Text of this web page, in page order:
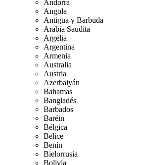
Andorra
Angola
Antigua y Barbuda
Arabia Saudita
Argelia
Argentina
Armenia
Australia
Austria
Azerbaiyán
Bahamas
Bangladés
Barbados
Baréin
Bélgica
Belice
Benín
Bielorrusia
Bolivia